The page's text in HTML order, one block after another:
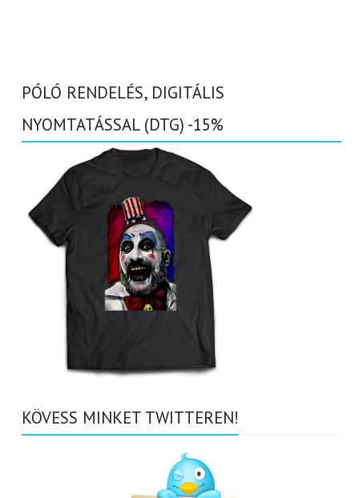
PÓLÓ RENDELÉS, DIGITÁLIS
NYOMTATÁSSAL (DTG) -15%
KÖVESS MINKET TWITTEREN!